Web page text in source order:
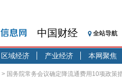
中国财经 全站导航
区域经济 产业经济 本网聚焦
> 国务院常务会议确定降流通费用10项政策